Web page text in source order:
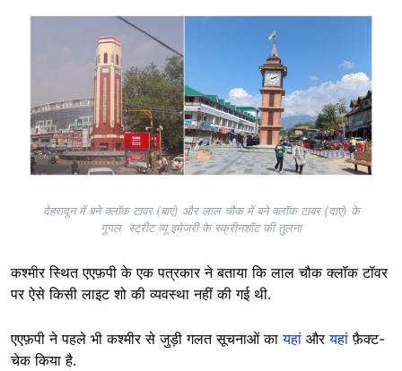
देहरादून में बने क्लॉक टावर (बाएं) और लाल चौक में बने क्लॉक टावर (दाएं) के
गूगल स्ट्रीट व्यू इमेजरी के स्क्रीनशॉट की तुलना
कश्मीर स्थित एएफ़पी के एक पत्रकार ने बताया कि लाल चौक क्लॉक टॉवर
पर ऐसे किसी लाइट शो की व्यवस्था नहीं की गई थी.
एएफ़पी ने पहले भी कश्मीर से जुड़ी गलत सूचनाओं कायहां औरयहांफ़ैक्ट-
चेक किया है.